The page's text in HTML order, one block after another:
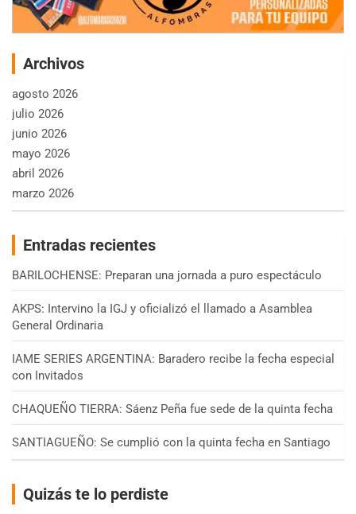
Archivos
agosto 2026
julio 2026
junio 2026
mayo 2026
abril 2026
marzo 2026
Entradas recientes
BARILOCHENSE: Preparan una jornada a puro espectáculo
AKPS: Intervino la IGJ y oficializó el llamado a Asamblea
General Ordinaria
IAME SERIES ARGENTINA: Baradero recibe la fecha especial
con Invitados
CHAQUEÑO TIERRA: Sáenz Peña fue sede de la quinta fecha
SANTIAGUEÑO: Se cumplió con la quinta fecha en Santiago
Quizás te lo perdiste